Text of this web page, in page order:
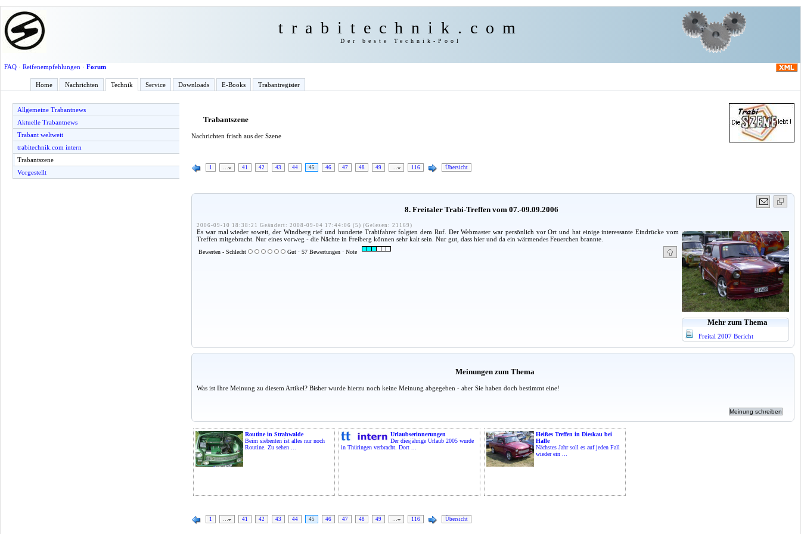
trabitechnik.com
Der beste Technik-Pool
FAQ· Reifenempfehlungen · Forum
Home Nachrichten Technik Service Downloads E-Books Trabantregister
Allgemeine Trabantnews
Aktuelle Trabantnews
Trabant weltweit
trabitechnik.com intern
Trabantszene
Vorgestellt
Trabantszene
Nachrichten frisch aus der Szene
1 41 42 43 44 45 46 47 48 49 116 Übersicht
8. Freitaler Trabi-Treffen vom 07.-09.09.2006
2006-09-10 18:38:21 Geändert: 2008-09-04 17:44:06 (5) (Gelesen: 21169)
Mehr zum Thema
Freital 2007 Bericht
Es war mal wieder soweit, der Windberg rief und hunderte Trabifahrer folgten dem Ruf. Der Webmaster war persönlich vor Ort und hat einige interessante Eindrücke vom
Treffen mitgebracht. Nur eines vorweg - die Nächte in Freiberg können sehr kalt sein. Nur gut, dass hier und da ein wärmendes Feuerchen brannte.
Bewerten - Schlecht Gut · 57 Bewertungen · Note
Meinungen zum Thema
Was ist Ihre Meinung zu diesem Artikel? Bisher wurde hierzu noch keine Meinung abgegeben - aber Sie haben doch bestimmt eine!
Routine in Strahwalde
Beim siebenten ist alles nur noch
Routine. Zu sehen ...
Urlaubserinnerungen
Der diesjährige Urlaub 2005 wurde
in Thüringen verbracht. Dort ...
Heißes Treffen in Dieskau bei
Halle
Nächstes Jahr soll es auf jeden Fall
wieder ein ...
1 … 41 42 43 44 45 46 47 48 49 … 116 Übersicht